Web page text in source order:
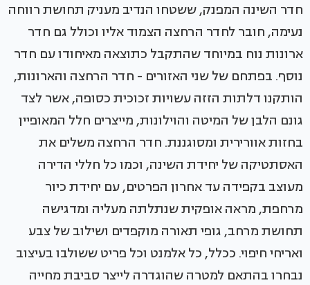
חדר השינה המפנק, ששטחו הנדיב מעניק תחושת רווחה
נעימה, חובר לחדר הרחצה הצמוד אליו וכולל גם חדר
ארונות נוח במיוחד שהתקבל כתוצאה מאיחודו עם חדר
נוסף. בפתחם של שני האזורים - חדר הרחצה והארונות,
הותקנו דלתות הזזה עשויות זכוכית כסופה, אשר לצד
גונם הלבן של המיטה והוילונות, מייצרים חלל המאופיין
בחזות אוורירית ומסוגננת. חדר הרחצה משלים את
האסתטיקה של יחידת השינה, וכמו כל חללי הדירה
מעוצב בקפידה עד אחרון הפרטים, עם יחידת כיור
מרחפת, מראה אופקית שנתלתה מעליה ומדגישה
תחושת מרחב, גופי תאורה מוקפדים ושילוב של צבע
ואריחי חיפוי. ככלל, כל אלמנט וכל פריט ששולבו בעיצוב
נבחרו בהתאם למטרה שהוגדרה לייצר סביבת מחייה